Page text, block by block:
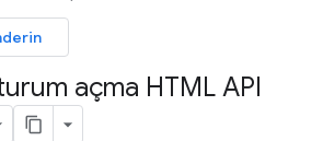
açma HTML API